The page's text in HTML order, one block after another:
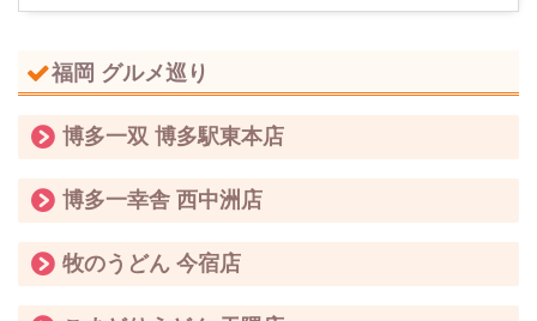
福岡 グルメ巡り
博多一双 博多駅東本店
博多一幸舎 西中洲店
牧のうどん 今宿店